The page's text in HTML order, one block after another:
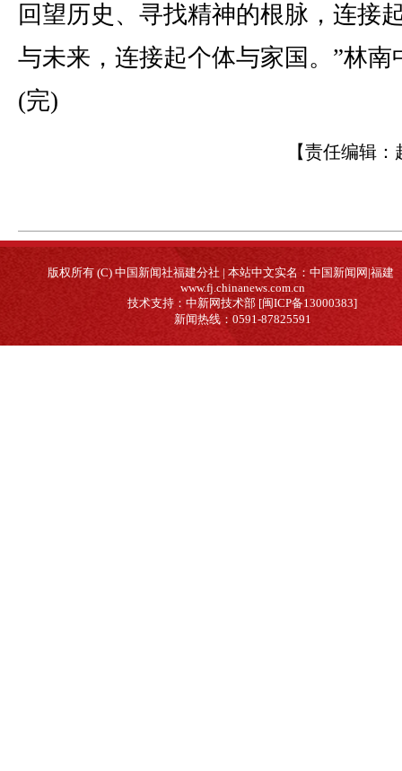
回望历史、寻找精神的根脉，连接
与未来，连接起个体与家国。”林南
(完)
【责任编辑：
版权所有 (C) 中国新闻社福建分社 | 本站中文实名：中国新闻网|福建
www.fj.chinanews.com.cn
技术支持：中新网技术部 [闽ICP备13000383]
新闻热线：0591-87825591